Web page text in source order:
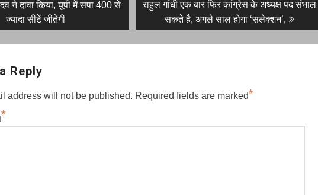
ने दावा किया, यूपी में सपा 400 से
ज्यादा सीटें जीतेगी
Next
राहुल गांधी एक बार फिर कांग्रेस के अध्यक्ष पद संभाल
सकते है, अगले साल होगा ‘सलेक्शन’,
Reply
address will not be published. Required fields are marked*
*